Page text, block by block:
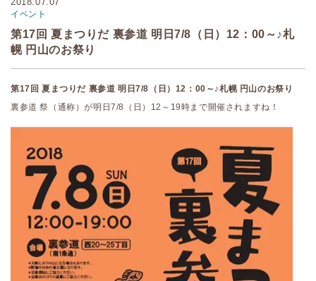
イベント
第17回 夏まつりだ 裏参道 明日7/8（日）12：00～♪札
幌 円山のお祭り
第17回 夏まつりだ 裏参道 明日7/8（日）12：00～♪札幌 円山のお祭り
裏参道 祭（通称）が明日7/8（日）12～19時まで開催されますね！